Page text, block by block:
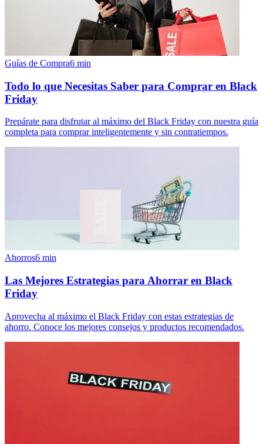
Guías de Compra6 min
Todo lo que Necesitas Saber para Comprar en Black
Friday
Prepárate para disfrutar al máximo del Black Friday con nuestra guía
completa para comprar inteligentemente y sin contratiempos.
Ahorros6 min
Las Mejores Estrategias para Ahorrar en Black
Friday
Aprovecha al máximo el Black Friday con estas estrategias de
ahorro. Conoce los mejores consejos y productos recomendados.